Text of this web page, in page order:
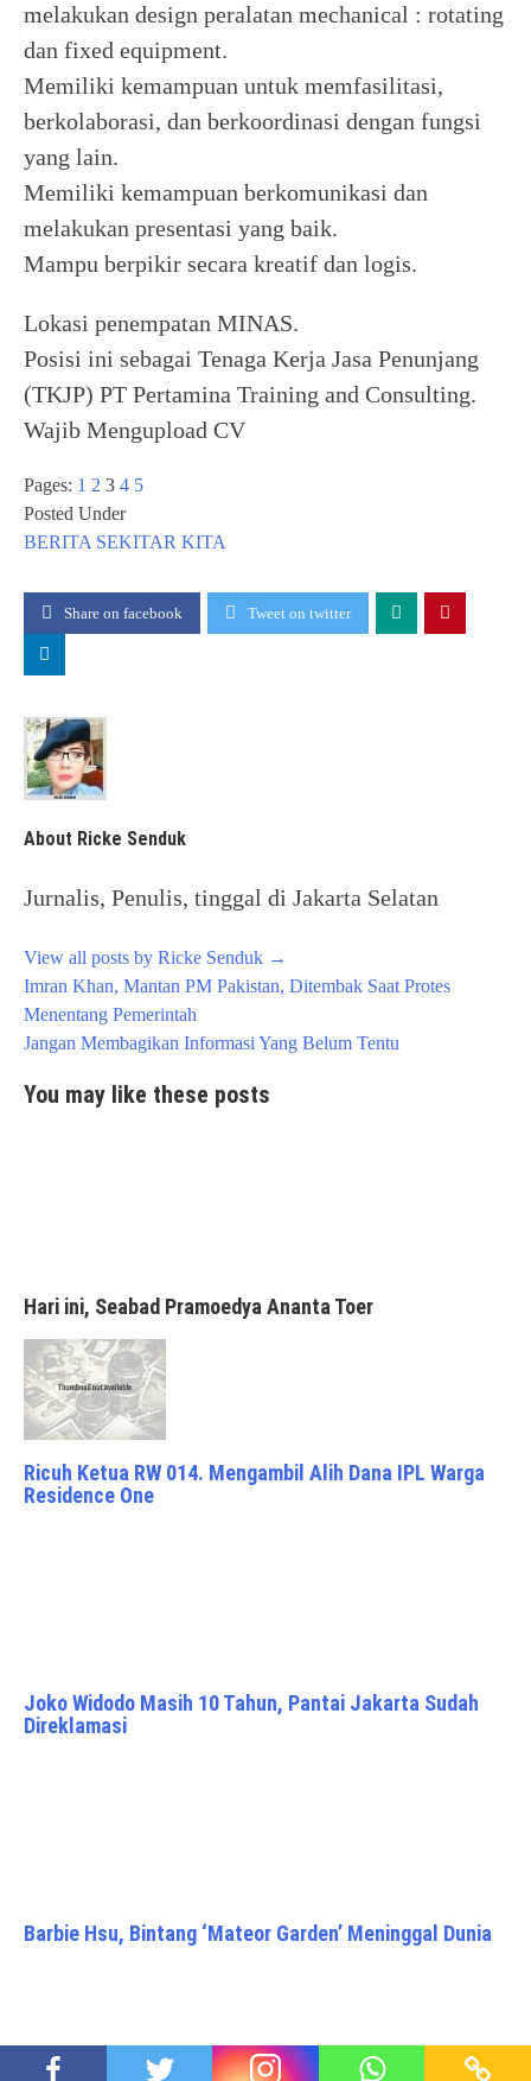
melakukan design peralatan mechanical : rotating
dan fixed equipment.
Memiliki kemampuan untuk memfasilitasi,
berkolaborasi, dan berkoordinasi dengan fungsi
yang lain.
Memiliki kemampuan berkomunikasi dan
melakukan presentasi yang baik.
Mampu berpikir secara kreatif dan logis.
Lokasi penempatan MINAS.
Posisi ini sebagai Tenaga Kerja Jasa Penunjang
(TKJP) PT Pertamina Training and Consulting.
Wajib Mengupload CV
Pages: 1 2 3 4 5
Posted Under
BERITA SEKITAR KITA
Share on facebook Tweet on twitter
About Ricke Senduk
Jurnalis, Penulis, tinggal di Jakarta Selatan
View all posts by Ricke Senduk →
Post
navigation
Imran Khan, Mantan PM Pakistan, Ditembak Saat Protes
Menentang Pemerintah
Jangan Membagikan Informasi Yang Belum Tentu
You may like these posts
Hari ini, Seabad Pramoedya Ananta Toer
Ricuh Ketua RW 014. Mengambil Alih Dana IPL Warga
Residence One
Joko Widodo Masih 10 Tahun, Pantai Jakarta Sudah
Direklamasi
Barbie Hsu, Bintang ‘Mateor Garden’ Meninggal Dunia